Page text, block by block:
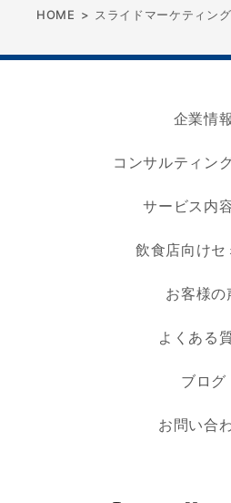
HOME > スライドマーケティン
企業情報
コンサルティン
サービス内
飲食店向けセ
お客様の
よくある
ブログ
お問い合